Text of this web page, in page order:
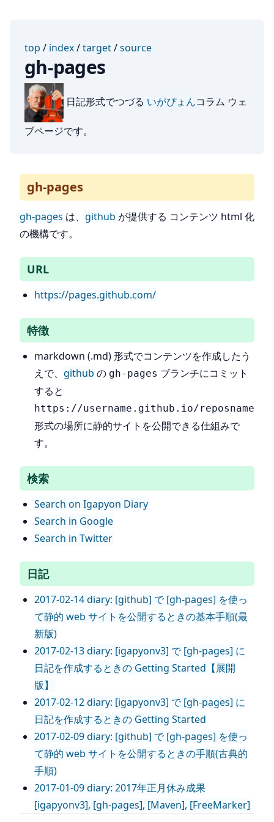
top / index/target/source
gh-pages
日記形式でつづる いがぴょんコラム ウェ
ブページです。
gh-pages
gh-pages は、 github が提供する コンテンツ html 化
の機構です。
URL
https://pages.github.com/
特徴
markdown (.md) 形式でコンテンツを作成したう
えで、 github の gh-pages ブランチにコミット
すると
https://username.github.io/reposname
形式の場所に静的サイトを公開できる仕組みで
す。
検索
Search on Igapyon Diary
Search in Google
Search in Twitter
日記
2017-02-14 diary: [github] で [gh-pages] を使っ
て静的 web サイトを公開するときの基本手順(最
新版)
2017-02-13 diary: [igapyonv3] で [gh-pages] に
日記を作成するときの Getting Started【展開
版】
2017-02-12 diary: [igapyonv3] で [gh-pages] に
日記を作成するときの Getting Started
2017-02-09 diary: [github] で [gh-pages] を使っ
て静的 web サイトを公開するときの手順(古典的
手順)
2017-01-09 diary: 2017年正月休み成果
[igapyonv3], [gh-pages], [Maven], [FreeMarker]